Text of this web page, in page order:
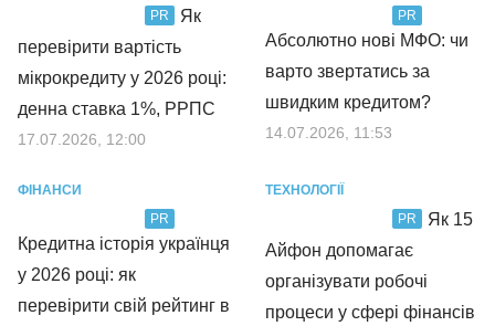
PR
Як
перевірити вартість
мікрокредиту у 2026 році:
денна ставка 1%, РРПС
17.07.2026, 12:00
PR
Абсолютно нові МФО: чи
варто звертатись за
швидким кредитом?
14.07.2026, 11:53
ФІНАНСИ
PR
Кредитна історія українця
у 2026 році: як
перевірити свій рейтинг в
ТЕХНОЛОГІЇ
PR
Як 15
Айфон допомагає
організувати робочі
процеси у сфері фінансів